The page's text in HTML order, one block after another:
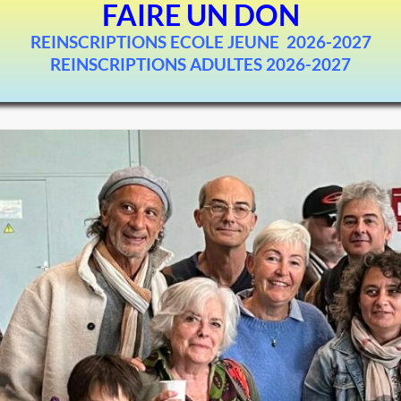
FAIRE UN DON
REINSCRIPTIONS ECOLE JEUNE 2026-2027
REINSCRIPTIONS ADULTES 2026-2027